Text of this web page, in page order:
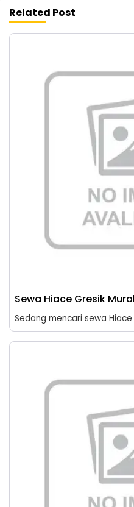
Related Post
Sewa Hiace Gresik
Sedang mencari sewa Hiace